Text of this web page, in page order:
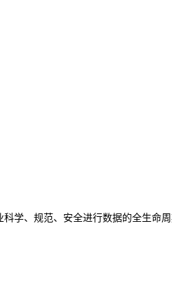
学、规范、安全进行数据的全生命